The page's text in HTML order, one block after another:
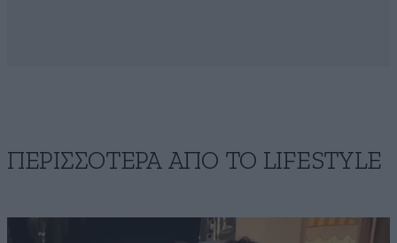
ΠΕΡΙΣΣΟΤΕΡΑ ΑΠΟ ΤΟ LIFESTYLE